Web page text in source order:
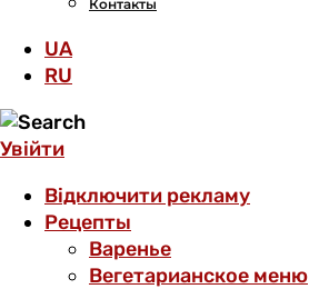
Контакты
UA
RU
Увійти
Відключити рекламу
Рецепты
Варенье
Вегетарианское меню